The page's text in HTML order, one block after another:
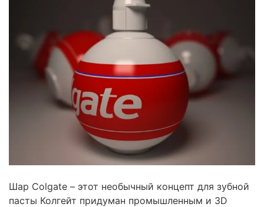
Шар Colgate – этот необычный концепт для зубной
пасты Колгейт придуман промышленным и 3D